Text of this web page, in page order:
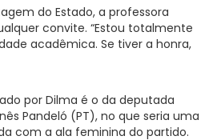
do Estado, a professora
convite. “Estou totalmente
acadêmica. Se tiver a honra,
por Dilma é o da deputada
Pandeló (PT), no que seria uma
com a ala feminina do partido.